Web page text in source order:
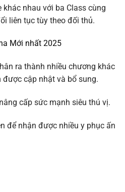
nhau với ba Class cùng
liên tục tùy theo đối thủ.
Mới nhất 2025
ra thành nhiều chương khác
cập nhật và bổ sung.
cấp sức mạnh siêu thú vị.
để nhận được nhiều y phục ấn